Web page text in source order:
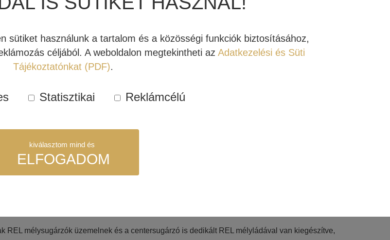
amit a középkategóriás rendszer tulajdonosok tapasztalnak. De milyen szerepet töltenek be
hátsó csatornás REL mélysugárzó szerepkörébe. A hátsó REL mélyládák feladata az,
a centersugárzón kívül HT sorozatú (a centercsatornához tartozó REL mindig olyan, amelyik
essen a választás, az teljes egészében a költségbéli lehetőségektől és a felhasználói
REL mélysugárzók üzemelnek és a centersugárzó is dedikált REL mélyládával van kiegészítve,
sütiket használunk a tartalom és a közösségi funkciók biztosításához,
céljából. A weboldalon megtekintheti az Adatkezelési és Süti
Tájékoztatónkat (PDF).
Statisztikai Reklámcélú
kiválasztom mind és
ELFOGADOM
Ezek nélkül a weboldalt nem lehet megtekinteni.